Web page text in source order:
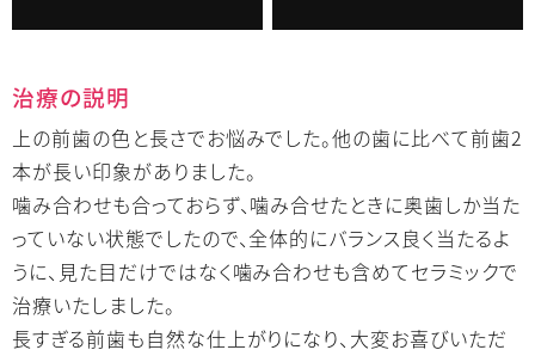
治療の説明
上の前歯の色と長さでお悩みでした。他の歯に比べて前歯2
本が長い印象がありました。
噛み合わせも合っておらず、噛み合せたときに奥歯しか当た
っていない状態でしたので、全体的にバランス良く当たるよ
うに、見た目だけではなく噛み合わせも含めてセラミックで
治療いたしました。
長すぎる前歯も自然な仕上がりになり、大変お喜びいただ